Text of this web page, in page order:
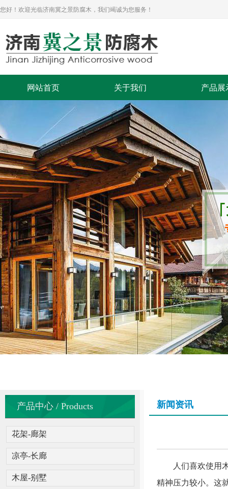
您好！欢迎光临济南冀之景防腐木，我们竭诚为您服务！
网站首页 关于我们 产品展
产品中心 / Products
花架-廊架
凉亭-长廊
木屋-别墅
新闻资讯
人们喜欢使用木
精神压力较小。这